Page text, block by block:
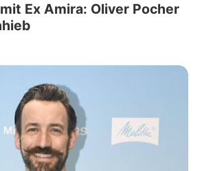
Ex Amira: Oliver Pocher